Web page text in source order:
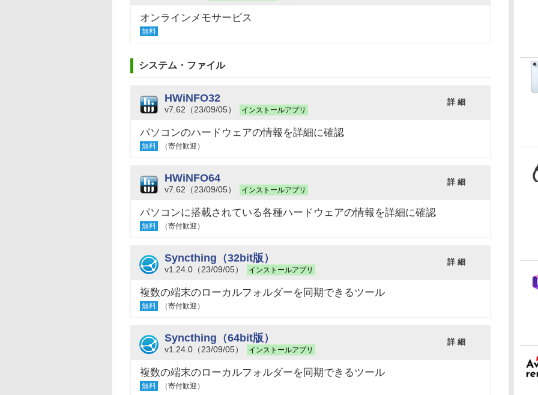
オンラインメモサービス
無料
システム・ファイル
HWiNFO32
v7.62（23/09/05） インストールアプリ
詳 細
パソコンのハードウェアの情報を詳細に確認
無料 （寄付歓迎）
HWiNFO64
v7.62（23/09/05） インストールアプリ
詳 細
パソコンに搭載されている各種ハードウェアの情報を詳細に確認
無料 （寄付歓迎）
Syncthing（32bit版）
v1.24.0（23/09/05） インストールアプリ
詳 細
複数の端末のローカルフォルダーを同期できるツール
無料 （寄付歓迎）
Syncthing（64bit版）
v1.24.0（23/09/05） インストールアプリ
詳 細
複数の端末のローカルフォルダーを同期できるツール
無料 （寄付歓迎）